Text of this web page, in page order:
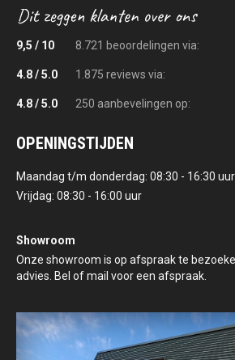
9,5 / 10 8.721 beoordelingen via:
4.8 / 5.0 1.875 reviews via:
4.8 / 5.0 250 aanbevelingen op:
OPENINGSTIJDEN
Maandag t/m donderdag: 08:30 - 16:30 uur
Vrijdag: 08:30 - 16:00 uur
Showroom
Onze showroom is op afspraak te
advies. Bel of mail voor een afspraak.